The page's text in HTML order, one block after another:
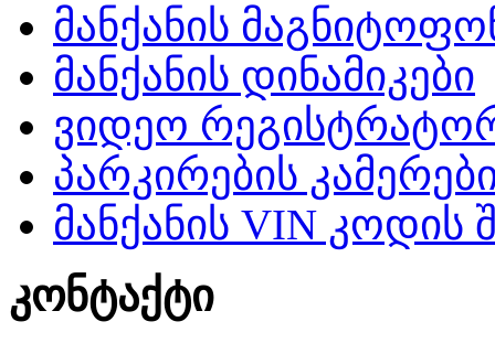
მანქანის
მანქანის დინამიკები
ვიდეო
პარკირების
მანქანის VIN კოდის
კონტაქტი